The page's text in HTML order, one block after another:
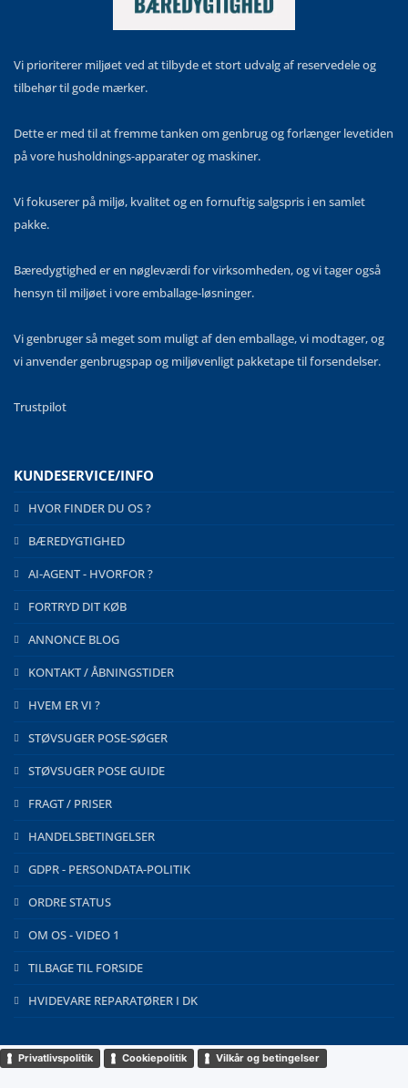
Vi prioriterer miljøet ved at tilbyde et stort udvalg af reservedele og
tilbehør til gode mærker.
Dette er med til at fremme tanken om genbrug og forlænger levetiden
på vore husholdnings-apparater og maskiner.
Vi fokuserer på miljø, kvalitet og en fornuftig salgspris i en samlet
pakke.
Bæredygtighed er en nøgleværdi for virksomheden, og vi tager også
hensyn til miljøet i vore emballage-løsninger.
Vi genbruger så meget som muligt af den emballage, vi modtager, og
vi anvender genbrugspap og miljøvenligt pakketape til forsendelser.
Trustpilot
KUNDESERVICE/INFO
HVOR FINDER DU OS ?
BÆREDYGTIGHED
AI-AGENT - HVORFOR ?
FORTRYD DIT KØB
ANNONCE BLOG
KONTAKT / ÅBNINGSTIDER
HVEM ER VI ?
STØVSUGER POSE-SØGER
STØVSUGER POSE GUIDE
FRAGT / PRISER
HANDELSBETINGELSER
GDPR - PERSONDATA-POLITIK
ORDRE STATUS
OM OS - VIDEO 1
TILBAGE TIL FORSIDE
HVIDEVARE REPARATØRER I DK
Privatlivspolitik Cookiepolitik Vilkår og betingelser